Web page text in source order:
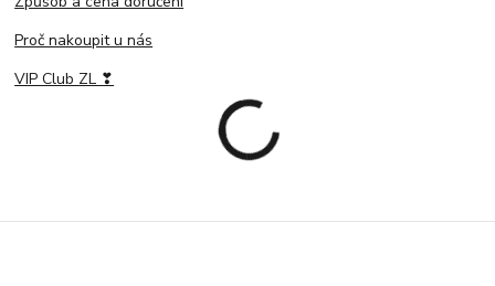
Proč nakoupit u nás
VIP Club ZL ❣